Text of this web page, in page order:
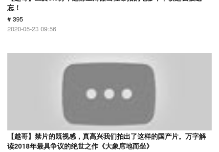
忘！
# 395
2020-05-23 09:56
【越哥】禁片的既视感，真高兴我们拍出了这样的国产片。万字解
读2018年最具争议的绝世之作《大象席地而坐》